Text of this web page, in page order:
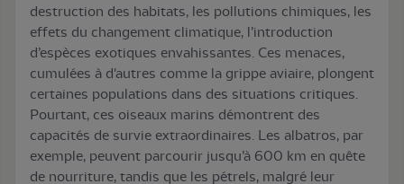
destruction des habitats, les pollutions chimiques, les
effets du changement climatique, l’introduction
d’espèces exotiques envahissantes. Ces menaces,
cumulées à d'autres comme la grippe aviaire, plongent
certaines populations dans des situations critiques.
Pourtant, ces oiseaux marins démontrent des
capacités de survie extraordinaires. Les albatros, par
exemple, peuvent parcourir jusqu’à 600 km en quête
de nourriture, tandis que les pétrels, malgré leur